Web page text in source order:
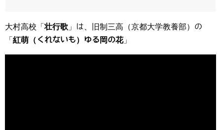
大村高校「壮行歌 」は、旧制三高（京都大学教養部）の
「 紅萌（くれないも）ゆる岡の花」